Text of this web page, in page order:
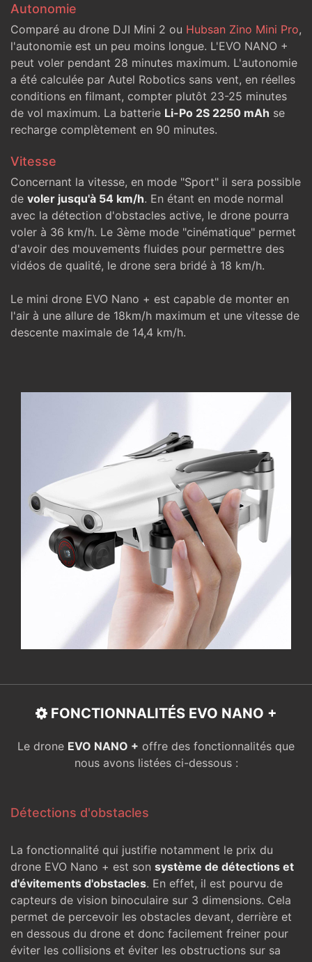
Autonomie
Comparé au drone DJI Mini 2 ou Hubsan Zino Mini Pro,
l'autonomie est un peu moins longue. L'EVO NANO +
peut voler pendant 28 minutes maximum. L'autonomie
a été calculée par Autel Robotics sans vent, en réelles
conditions en filmant, compter plutôt 23-25 minutes
de vol maximum. La batterie Li-Po 2S 2250 mAh se
recharge complètement en 90 minutes.
Vitesse
Concernant la vitesse, en mode "Sport" il sera possible
de voler jusqu'à 54 km/h. En étant en mode normal
avec la détection d'obstacles active, le drone pourra
voler à 36 km/h. Le 3ème mode "cinématique" permet
d'avoir des mouvements fluides pour permettre des
vidéos de qualité, le drone sera bridé à 18 km/h.
Le mini drone EVO Nano + est capable de monter en
l'air à une allure de 18km/h maximum et une vitesse de
descente maximale de 14,4 km/h.
FONCTIONNALITÉS EVO NANO +
Le drone EVO NANO + offre des fonctionnalités que
nous avons listées ci-dessous :
Détections d'obstacles
La fonctionnalité qui justifie notamment le prix du
drone EVO Nano + est son système de détections et
d'évitements d'obstacles. En effet, il est pourvu de
capteurs de vision binoculaire sur 3 dimensions. Cela
permet de percevoir les obstacles devant, derrière et
en dessous du drone et donc facilement freiner pour
éviter les collisions et éviter les obstructions sur sa